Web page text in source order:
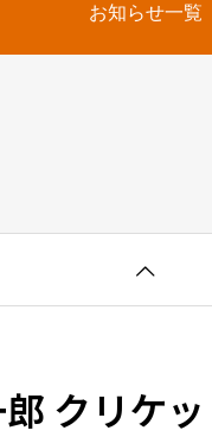
お知らせ一覧
クリケ